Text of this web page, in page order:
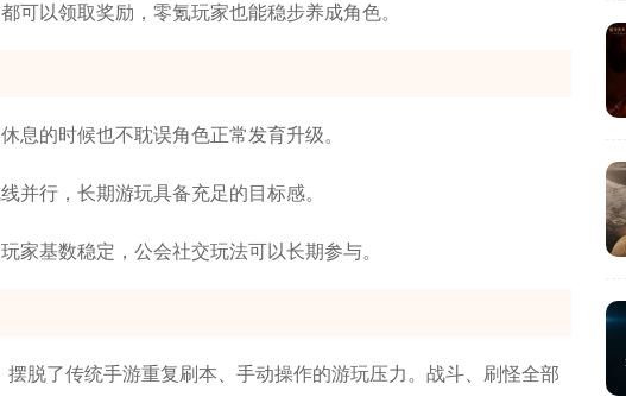
可以领取奖励，零氪玩家也能稳步养成角色。
息的时候也不耽误角色正常发育升级。
并行，长期游玩具备充足的目标感。
家基数稳定，公会社交玩法可以长期参与。
脱了传统手游重复刷本、手动操作的游玩压力。战斗、刷怪全部